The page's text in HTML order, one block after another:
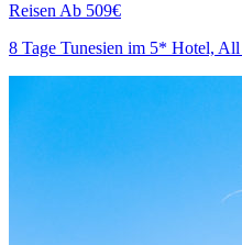
ReisenAb 509€
8 Tage Tunesien im 5* Hotel,